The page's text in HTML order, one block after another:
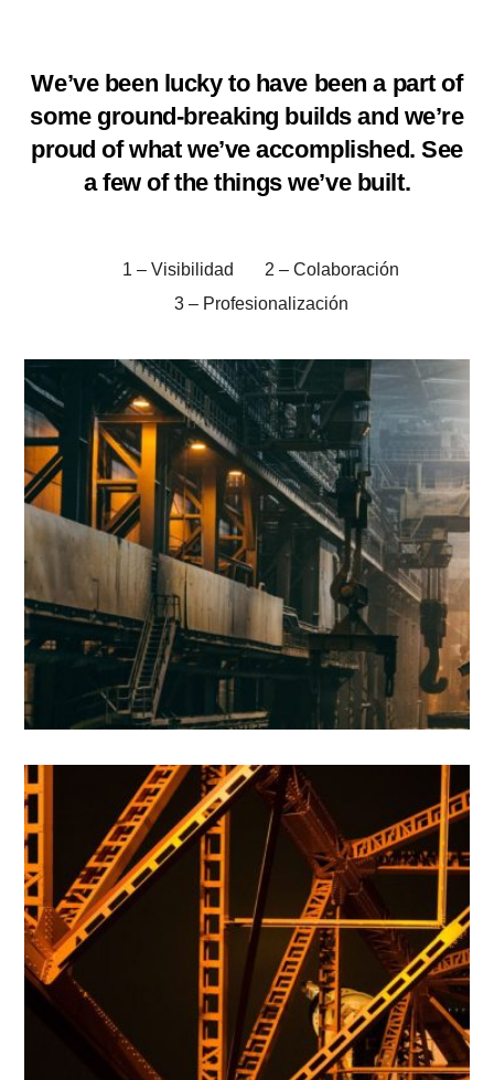
We’ve been lucky to have been a part of
some ground-breaking builds and we’re
proud of what we’ve accomplished. See
a few of the things we’ve built.
1 – Visibilidad
2 – Colaboración
3 – Profesionalización
3 - PROFESIONALIZACIÓN
NEMO ENIM IPSAM